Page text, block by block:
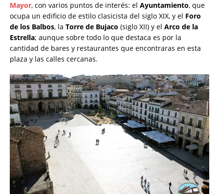
Mayor, con varios puntos de interés: el Ayuntamiento, que
ocupa un edificio de estilo clasicista del siglo XIX, y el Foro
de los Balbos, la Torre de Bujaco (siglo XII) y el Arco de la
Estrella; aunque sobre todo lo que destaca es por la
cantidad de bares y restaurantes que encontraras en esta
plaza y las calles cercanas.